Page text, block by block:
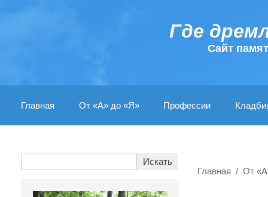
Где
Cайт
Главная От «А» до «Я» Профессии
Главная От